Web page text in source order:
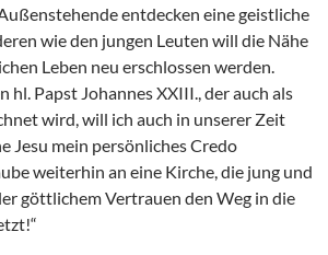
entdecken eine geistliche
wie den jungen Leuten will die Nähe
Leben neu erschlossen werden.
hl. Papst Johannes XXIII., der auch als
wird, will ich auch in unserer Zeit
Jesu mein persönliches Credo
weiterhin an eine Kirche, die jung und
göttlichem Vertrauen den Weg in die